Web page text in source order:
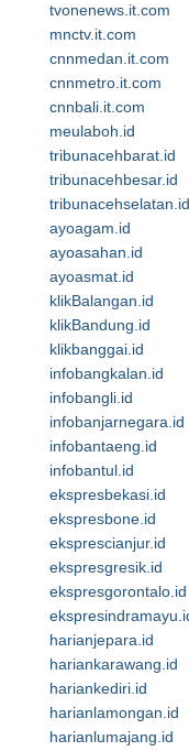
tvonenews.it.com
mnctv.it.com
cnnmedan.it.com
cnnmetro.it.com
cnnbali.it.com
meulaboh.id
tribunacehbarat.id
tribunacehbesar.id
tribunacehselatan.id
ayoagam.id
ayoasahan.id
ayoasmat.id
klikBalangan.id
klikBandung.id
klikbanggai.id
infobangkalan.id
infobangli.id
infobanjarnegara.id
infobantaeng.id
infobantul.id
ekspresbekasi.id
ekspresbone.id
eksprescianjur.id
ekspresgresik.id
ekspresgorontalo.id
harianjepara.id
hariankarawang.id
hariankediri.id
harianlamongan.id
harianlumajang.id